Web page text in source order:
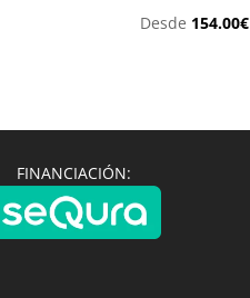
Desde 154.00€
FINANCIACIÓN: